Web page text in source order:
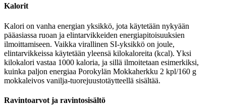
Kalorit
Kalori on vanha energian yksikkö, jota käytetään nykyään
pääasiassa ruoan ja elintarvikkeiden energiapitoisuuksien
ilmoittamiseen. Vaikka virallinen SI-yksikkö on joule,
elintarvikkeissa käytetään yleensä kilokaloreita (kcal). Yksi
kilokalori vastaa 1000 kaloria, ja sillä ilmoitetaan esimerkiksi,
kuinka paljon energiaa Porokylän Mokkaherkku 2 kpl/160 g
mokkaleivos vanilja-tuorejuustotäytteellä sisältää.
Ravintoarvot ja ravintosisältö